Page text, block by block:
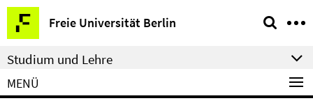
Springe
direkt
zu
Inhalt
Freie Universität Berlin
Service-
Navigation
Studium und Lehre
MENÜ